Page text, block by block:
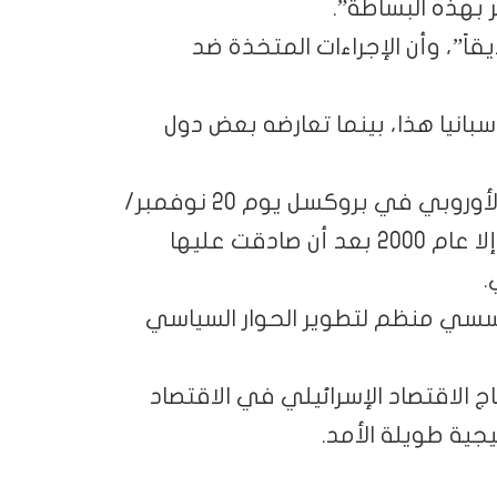
بهذه البساطة”.
وأن الإجراءات المتخذة ضد
هذا، بينما تعارضه بعض دول
ووقعت اتفاقية الشراكة بين إسرائيل والاتحاد الأوروبي في بروكسل يوم 20 نوفمبر/
تشرين الثاني 1995، لكنها لم تدخل حيز التنفيذ إلا عام 2000 بعد أن صادقت عليها
منظم لتطوير الحوار السياسي
الاقتصاد الإسرائيلي في الاقتصاد
طويلة الأمد.